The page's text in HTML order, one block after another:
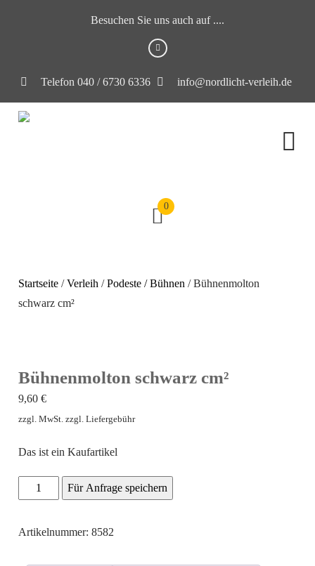
Besuchen Sie uns auch auf ....
Telefon 040 / 6730 6336 info@nordlicht-verleih.de
0
Startseite /Verleih /Podeste / Bühnen / Bühnenmolton
schwarz cm²
Bühnenmolton schwarz cm²
9,60€
zzgl. MwSt. zzgl. Liefergebühr
Das ist ein Kaufartikel
BühnenmoltonFür Anfrage speichern
Artikelnummer: 8582